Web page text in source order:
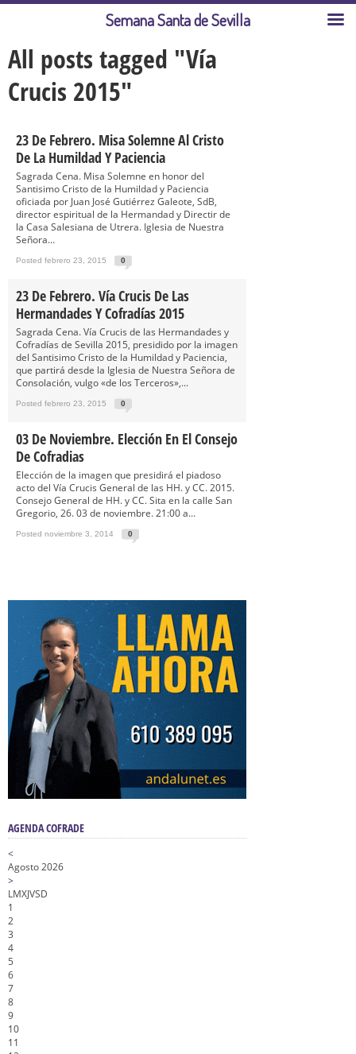
All posts tagged "Vía
Crucis 2015"
23 De Febrero. Misa Solemne Al Cristo
De La Humildad Y Paciencia
Sagrada Cena. Misa Solemne en honor del
Santisimo Cristo de la Humildad y Paciencia
oficiada por Juan José Gutiérrez Galeote, SdB,
director espiritual de la Hermandad y Directir de
la Casa Salesiana de Utrera. Iglesia de Nuestra
Señora...
Posted febrero 23, 2015 0
23 De Febrero. Vía Crucis De Las
Hermandades Y Cofradías 2015
Sagrada Cena. Vía Crucis de las Hermandades y
Cofradías de Sevilla 2015, presidido por la imagen
del Santisimo Cristo de la Humildad y Paciencia,
que partirá desde la Iglesia de Nuestra Señora de
Consolación, vulgo «de los Terceros»,...
Posted febrero 23, 2015 0
03 De Noviembre. Elección En El Consejo
De Cofradias
Elección de la imagen que presidirá el piadoso
acto del Vía Crucis General de las HH. y CC. 2015.
Consejo General de HH. y CC. Sita en la calle San
Gregorio, 26. 03 de noviembre. 21:00 a...
Posted noviembre 3, 2014 0
AGENDA COFRADE
<
Agosto 2026
>
LMXJVSD
1
2
3
4
5
6
7
8
9
10
11
Semana Santa de Sevilla